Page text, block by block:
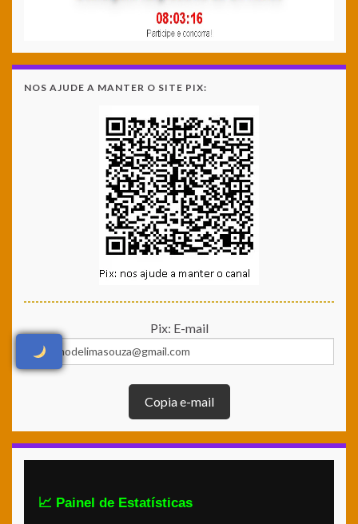
NOS AJUDE A MANTER O SITE PIX:
Pix: E-mail
Copia e-mail